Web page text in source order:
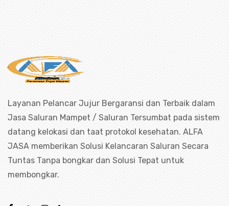
Layanan Pelancar Jujur Bergaransi dan Terbaik dalam
Jasa Saluran Mampet / Saluran Tersumbat pada sistem
datang kelokasi dan taat protokol kesehatan. ALFA
JASA memberikan Solusi Kelancaran Saluran Secara
Tuntas Tanpa bongkar dan Solusi Tepat untuk
membongkar.